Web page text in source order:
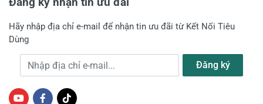
Hãy nhập địa chỉ e-mail để nhận tin ưu đãi từ Kết Nối Tiêu
Dùng
Địa chỉ e-mail Đăng ký